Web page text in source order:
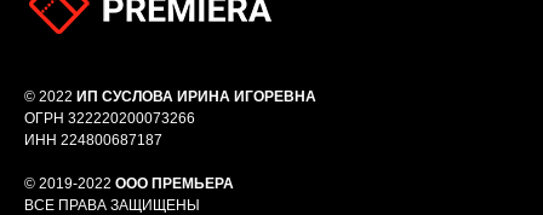
© 2022 ИП СУСЛОВА ИРИНА ИГОРЕВНА
ОГРН 322220200073266
ИНН 224800687187
© 2019-2022 ООО ПРЕМЬЕРА
ВСЕ ПРАВА ЗАЩИЩЕНЫ